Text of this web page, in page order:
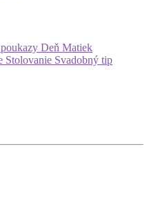
Deň Matiek
Stolovanie Svadobný tip